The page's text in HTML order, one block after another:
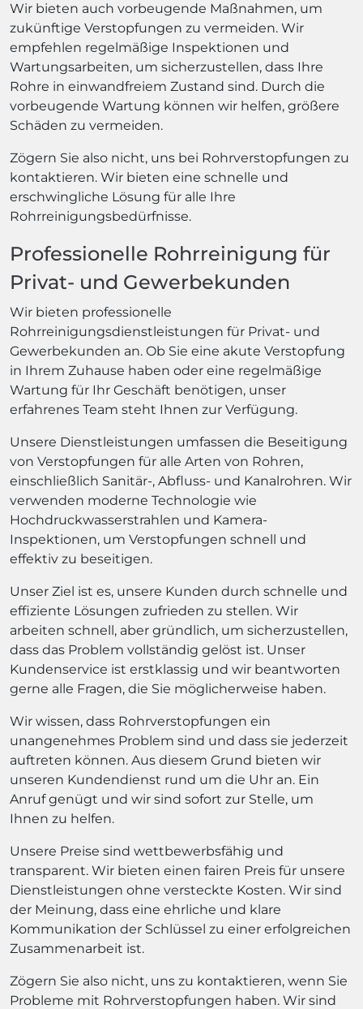
Wir bieten auch vorbeugende Maßnahmen, um
zukünftige Verstopfungen zu vermeiden. Wir
empfehlen regelmäßige Inspektionen und
Wartungsarbeiten, um sicherzustellen, dass Ihre
Rohre in einwandfreiem Zustand sind. Durch die
vorbeugende Wartung können wir helfen, größere
Schäden zu vermeiden.
Zögern Sie also nicht, uns bei Rohrverstopfungen zu
kontaktieren. Wir bieten eine schnelle und
erschwingliche Lösung für alle Ihre
Rohrreinigungsbedürfnisse.
Professionelle Rohrreinigung für
Privat- und Gewerbekunden
Wir bieten professionelle
Rohrreinigungsdienstleistungen für Privat- und
Gewerbekunden an. Ob Sie eine akute Verstopfung
in Ihrem Zuhause haben oder eine regelmäßige
Wartung für Ihr Geschäft benötigen, unser
erfahrenes Team steht Ihnen zur Verfügung.
Unsere Dienstleistungen umfassen die Beseitigung
von Verstopfungen für alle Arten von Rohren,
einschließlich Sanitär-, Abfluss- und Kanalrohren. Wir
verwenden moderne Technologie wie
Hochdruckwasserstrahlen und Kamera-
Inspektionen, um Verstopfungen schnell und
effektiv zu beseitigen.
Unser Ziel ist es, unsere Kunden durch schnelle und
effiziente Lösungen zufrieden zu stellen. Wir
arbeiten schnell, aber gründlich, um sicherzustellen,
dass das Problem vollständig gelöst ist. Unser
Kundenservice ist erstklassig und wir beantworten
gerne alle Fragen, die Sie möglicherweise haben.
Wir wissen, dass Rohrverstopfungen ein
unangenehmes Problem sind und dass sie jederzeit
auftreten können. Aus diesem Grund bieten wir
unseren Kundendienst rund um die Uhr an. Ein
Anruf genügt und wir sind sofort zur Stelle, um
Ihnen zu helfen.
Unsere Preise sind wettbewerbsfähig und
transparent. Wir bieten einen fairen Preis für unsere
Dienstleistungen ohne versteckte Kosten. Wir sind
der Meinung, dass eine ehrliche und klare
Kommunikation der Schlüssel zu einer erfolgreichen
Zusammenarbeit ist.
Zögern Sie also nicht, uns zu kontaktieren, wenn Sie
Probleme mit Rohrverstopfungen haben. Wir sind